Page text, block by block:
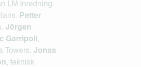
LM Inredning.
Petter
Jörgen
Garripoli,
Towers. Jonas
, teknisk